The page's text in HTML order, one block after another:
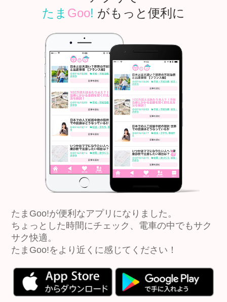
たま Goo! がもっと便利に
たまGoo!が便利なアプリになりました。
ちょっとした時間にチェック、電車の中でもサク
サク快適。
たまGoo!をより近くに感じてください！